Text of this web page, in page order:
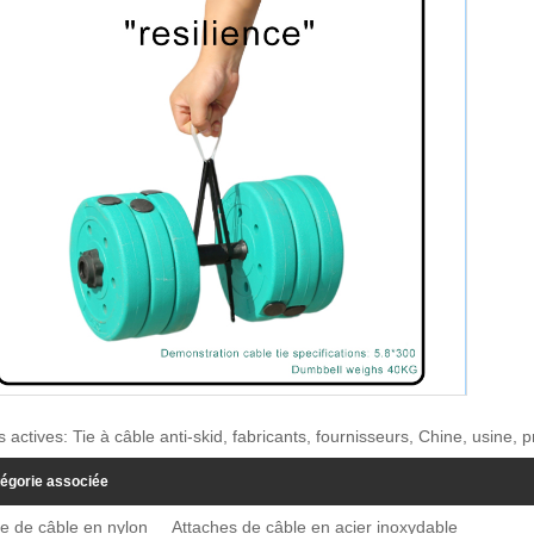
actives: Tie à câble anti-skid, fabricants, fournisseurs, Chine, usine,
associée
de câble en nylon Attaches de câble en acier inoxydable